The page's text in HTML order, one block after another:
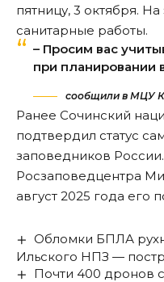
пятницу, 3 октября.
санитарные работы.
– Просим вас
при планировании
сообщили в МЦУ
Ранее Сочинский
подтвердил статус
заповедников
Росзаповедцентра
август 2025 года его
Обломки БПЛА
Ильского НПЗ —
Почти 400 дронов